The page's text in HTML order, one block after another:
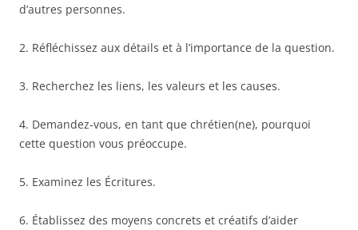
d’autres personnes.
2. Réfléchissez aux détails et à l’importance de la question.
3. Recherchez les liens, les valeurs et les causes.
4. Demandez-vous, en tant que chrétien(ne), pourquoi
cette question vous préoccupe.
5. Examinez les Écritures.
6. Établissez des moyens concrets et créatifs d’aider